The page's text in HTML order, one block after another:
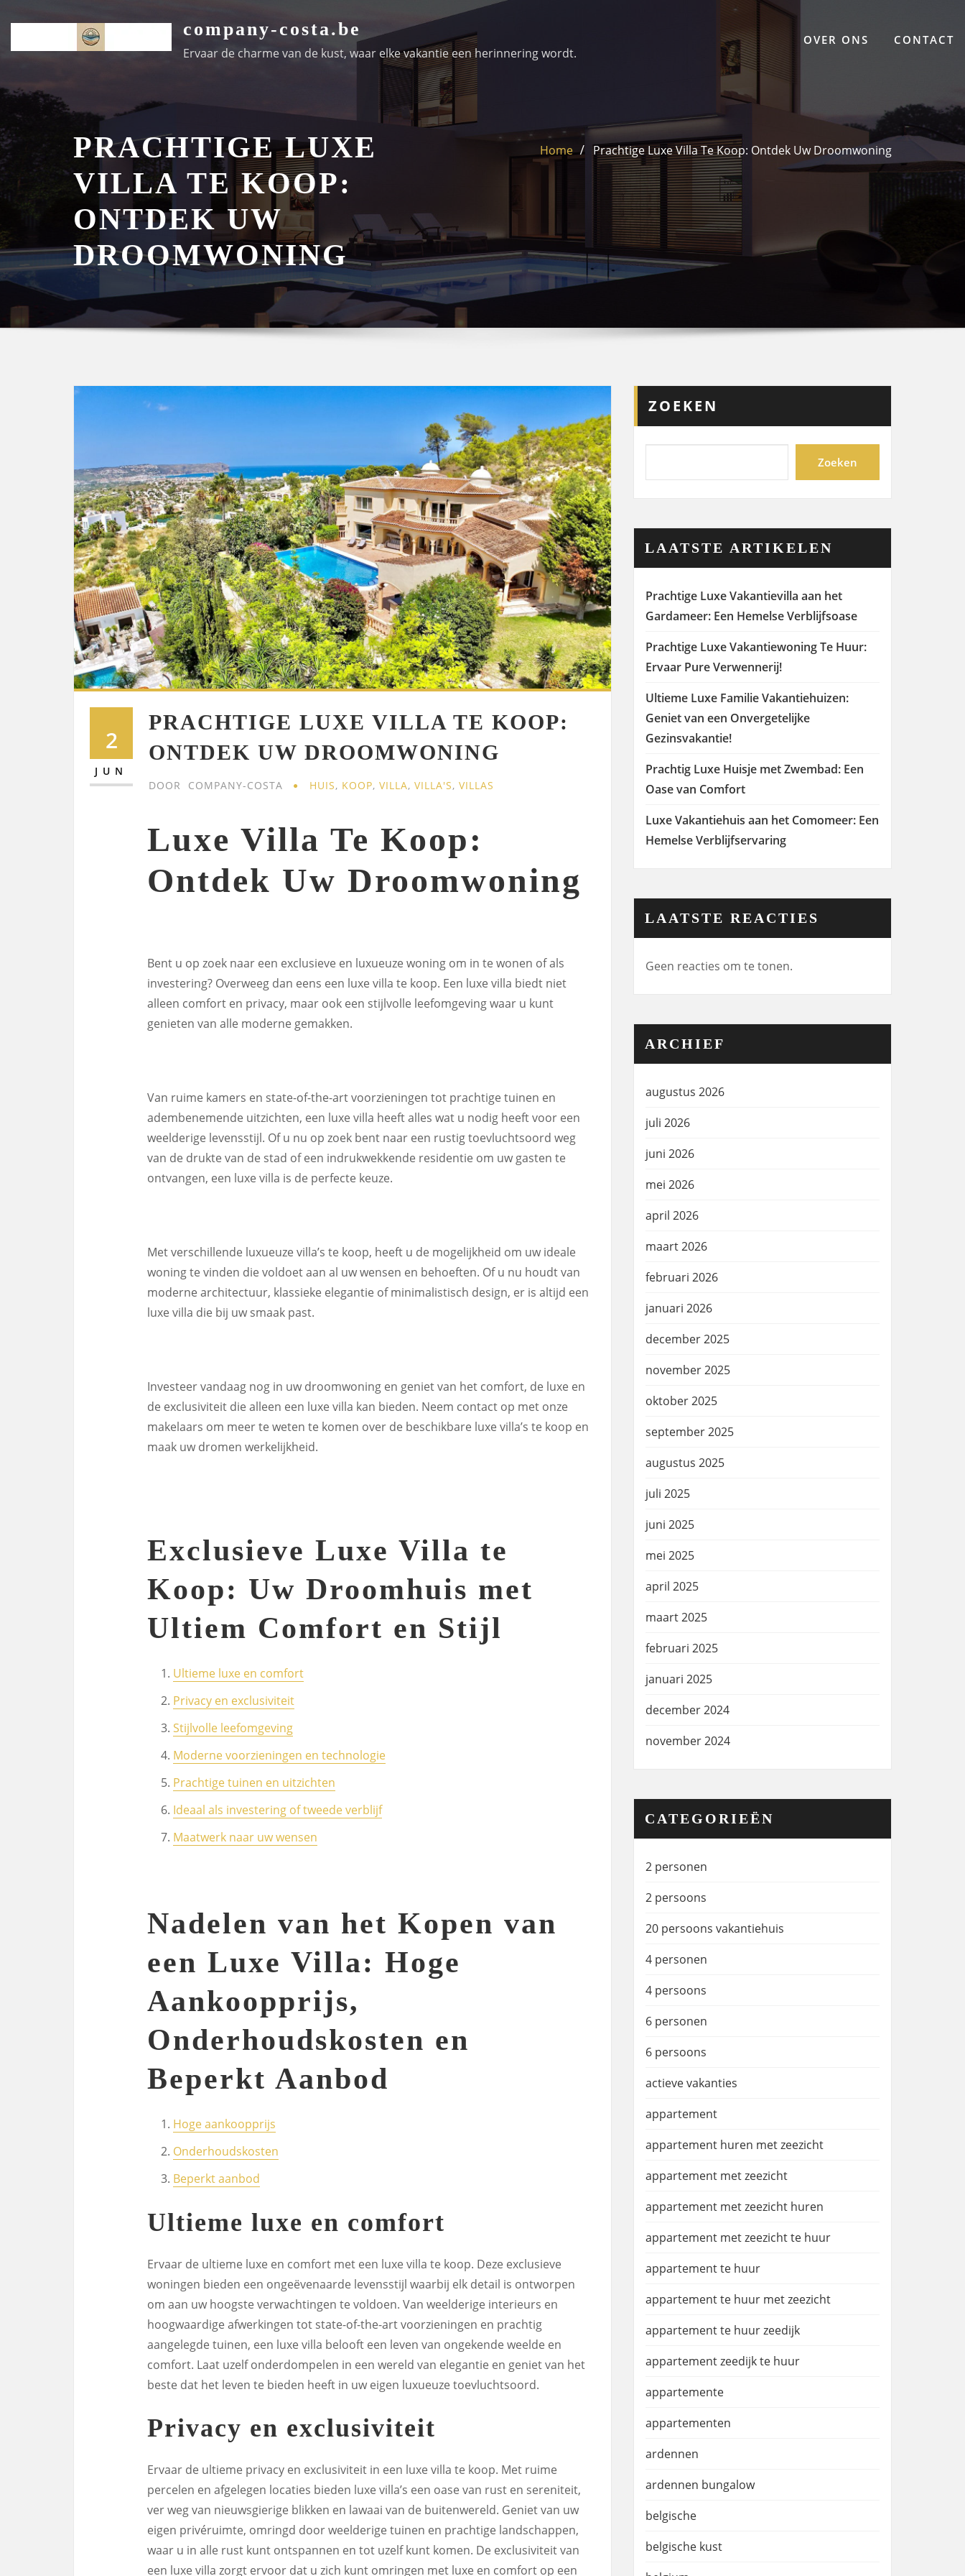
de
company-costa.be
Ervaar de charme van de kust, waar elke vakantie een herinnering wordt.
OVER ONS CONTACT
PRACHTIGE LUXE
VILLA TE KOOP:
ONTDEK UW
DROOMWONING
Home Prachtige Luxe Villa Te Koop: Ontdek Uw Droomwoning
2
JUN
PRACHTIGE LUXE VILLA TE KOOP:
ONTDEK UW DROOMWONING
DOOR COMPANY-COSTA HUIS, KOOP,VILLA,VILLA'S,VILLAS
Luxe Villa Te Koop:
Ontdek Uw Droomwoning
Bent u op zoek naar een exclusieve en luxueuze woning om in te wonen of als
investering? Overweeg dan eens een luxe villa te koop. Een luxe villa biedt niet
alleen comfort en privacy, maar ook een stijlvolle leefomgeving waar u kunt
genieten van alle moderne gemakken.
Van ruime kamers en state-of-the-art voorzieningen tot prachtige tuinen en
adembenemende uitzichten, een luxe villa heeft alles wat u nodig heeft voor een
weelderige levensstijl. Of u nu op zoek bent naar een rustig toevluchtsoord weg
van de drukte van de stad of een indrukwekkende residentie om uw gasten te
ontvangen, een luxe villa is de perfecte keuze.
Met verschillende luxueuze villa’s te koop, heeft u de mogelijkheid om uw ideale
woning te vinden die voldoet aan al uw wensen en behoeften. Of u nu houdt van
moderne architectuur, klassieke elegantie of minimalistisch design, er is altijd een
luxe villa die bij uw smaak past.
Investeer vandaag nog in uw droomwoning en geniet van het comfort, de luxe en
de exclusiviteit die alleen een luxe villa kan bieden. Neem contact op met onze
makelaars om meer te weten te komen over de beschikbare luxe villa’s te koop en
maak uw dromen werkelijkheid.
Exclusieve Luxe Villa te
Koop: Uw Droomhuis met
Ultiem Comfort en Stijl
Ultieme luxe en comfort
Privacy en exclusiviteit
Stijlvolle leefomgeving
Moderne voorzieningen en technologie
Prachtige tuinen en uitzichten
Ideaal als investering of tweede verblijf
Maatwerk naar uw wensen
Nadelen van het Kopen van
een Luxe Villa: Hoge
Aankoopprijs,
Onderhoudskosten en
Beperkt Aanbod
Hoge aankoopprijs
Onderhoudskosten
Beperkt aanbod
Ultieme luxe en comfort
Ervaar de ultieme luxe en comfort met een luxe villa te koop. Deze exclusieve
woningen bieden een ongeëvenaarde levensstijl waarbij elk detail is ontworpen
om aan uw hoogste verwachtingen te voldoen. Van weelderige interieurs en
hoogwaardige afwerkingen tot state-of-the-art voorzieningen en prachtig
aangelegde tuinen, een luxe villa belooft een leven van ongekende weelde en
comfort. Laat uzelf onderdompelen in een wereld van elegantie en geniet van het
beste dat het leven te bieden heeft in uw eigen luxueuze toevluchtsoord.
Privacy en exclusiviteit
Ervaar de ultieme privacy en exclusiviteit in een luxe villa te koop. Met ruime
percelen en afgelegen locaties bieden luxe villa’s een oase van rust en sereniteit,
ver weg van nieuwsgierige blikken en lawaai van de buitenwereld. Geniet van uw
eigen privéruimte, omringd door weelderige tuinen en prachtige landschappen,
waar u in alle rust kunt ontspannen en tot uzelf kunt komen. De exclusiviteit van
een luxe villa zorgt ervoor dat u zich kunt omringen met luxe en comfort op een
ZOEKEN
Zoeken
LAATSTE ARTIKELEN
Prachtige Luxe Vakantievilla aan het
Gardameer: Een Hemelse Verblijfsoase
Prachtige Luxe Vakantiewoning Te Huur:
Ervaar Pure Verwennerij!
Ultieme Luxe Familie Vakantiehuizen:
Geniet van een Onvergetelijke
Gezinsvakantie!
Prachtig Luxe Huisje met Zwembad: Een
Oase van Comfort
Luxe Vakantiehuis aan het Comomeer: Een
Hemelse Verblijfservaring
LAATSTE REACTIES
Geen reacties om te tonen.
ARCHIEF
augustus 2026
juli 2026
juni 2026
mei 2026
april 2026
maart 2026
februari 2026
januari 2026
december 2025
november 2025
oktober 2025
september 2025
augustus 2025
juli 2025
juni 2025
mei 2025
april 2025
maart 2025
februari 2025
januari 2025
december 2024
november 2024
CATEGORIEËN
2 personen
2 persoons
20 persoons vakantiehuis
4 personen
4 persoons
6 personen
6 persoons
actieve vakanties
appartement
appartement huren met zeezicht
appartement met zeezicht
appartement met zeezicht huren
appartement met zeezicht te huur
appartement te huur
appartement te huur met zeezicht
appartement te huur zeedijk
appartement zeedijk te huur
appartemente
appartementen
ardennen
ardennen bungalow
belgische
belgische kust